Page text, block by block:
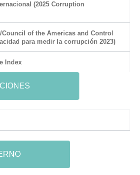
(2025 Corruption
of the Americas and Control
para medir la corrupción 2023)
Index